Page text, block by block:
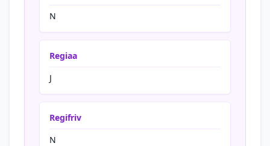
N
Regiaa
J
Regifriv
N